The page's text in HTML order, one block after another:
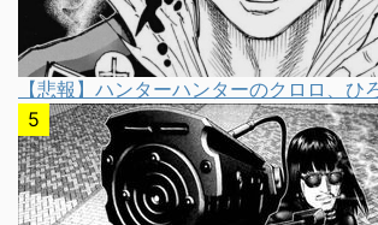
【悲報】ハンターハンターのクロロ、ひ